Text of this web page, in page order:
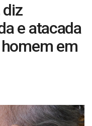
diz
e atacada
em